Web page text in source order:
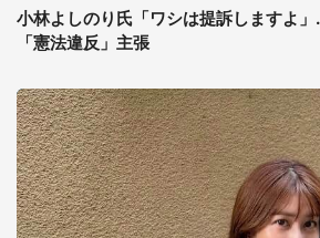
小林よしのり氏「ワシは提訴しますよ
「憲法違反」主張